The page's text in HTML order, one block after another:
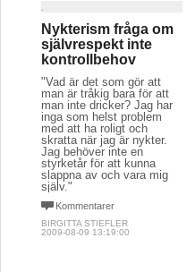
Nykterism fråga om
självrespekt inte
kontrollbehov
"Vad är det som gör att
man är tråkig bara för att
man inte dricker? Jag har
inga som helst problem
med att ha roligt och
skratta när jag är nykter.
Jag behöver inte en
styrketår för att kunna
slappna av och vara mig
själv."
Kommentarer
BIRGITTA STIEFLER
2009-08-09 13:19:00